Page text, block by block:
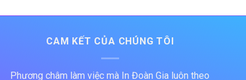
CAM KẾT CỦA CHÚNG TÔI
Phương châm làm việc mà In Đoàn Gia luôn theo